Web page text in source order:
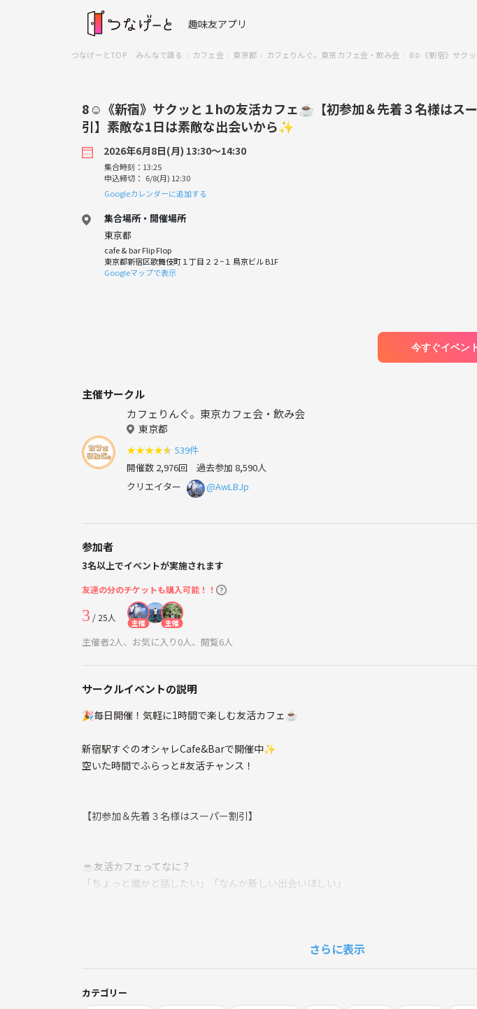
趣味友アプリ
つなげーとTOP みんなで語る カフェ会 東京都 カフェりんぐ。東京カフェ会・飲み会 8☺️《新宿》サクッ
8☺️《新宿》サクッと１hの友活カフェ☕️【初参加＆先着３名様はス
引】素敵な1日は素敵な出会いから✨
2026年6月8日(月) 13:30〜14:30
集合時刻：13:25
申込締切： 6/8(月) 12:30
Googleカレンダーに追加する
集合場所・開催場所
東京都
cafe & bar Flip Flop
東京都新宿区歌舞伎町１丁目２２−１ 鳥京ビル B1F
Googleマップで表示
今すぐイベン
主催サークル
カフェりんぐ。東京カフェ会・飲み会
東京都
★★★★★ 539件
開催数 2,976回 過去参加 8,590人
クリエイター
@AwLBJp
参加者
3名以上でイベントが実施されます
友達の分のチケットも購入可能！！
3 / 25人 主催 主催
主催者2人、お気に入り0人、閲覧6人
サークルイベントの説明
🎉毎日開催！気軽に1時間で楽しむ友活カフェ☕️
新宿駅すぐのオシャレCafe&Barで開催中✨
空いた時間でふらっと#友活チャンス！
【初参加＆先着３名様はスーパー割引】
☕️友活カフェってなに？
「ちょっと誰かと話したい」「なんか新しい出会いほしい」
✔︎多様なバックグラウンドを持つ人たちと話してみたい
✔︎一人でも安心して参加できる場所を探している
さらに表示
カテゴリー